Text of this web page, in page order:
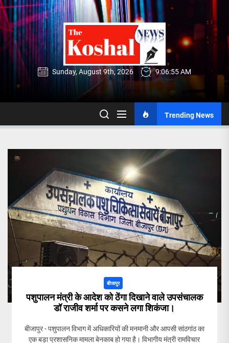
Skip
to
the
content
Sunday, August 9th, 2026 9:06:56 AM
Trending News
बीजापुर
पशुपालन मंत्री के आदेश को ठेंगा दिखाने वाले उपसंचालक
डॉ राजीव शर्मा पर कसने लगा शिकंजा।
बीजापुर - पशुपालन विभाग में अधिकारियों की मनमानी और आपसी सांठगांठ का
एक बड़ा प्रशासनिक मामला बेनकाब हो गया है। विभागीय मंत्री रामविचार